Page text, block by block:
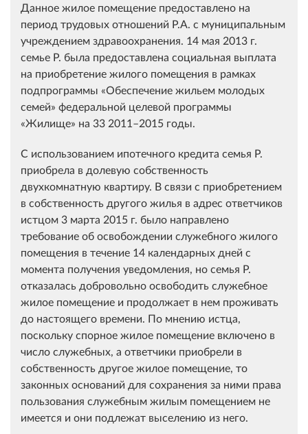
Данное жилое помещение предоставлено на
период трудовых отношений Р.А. с муниципальным
учреждением здравоохранения. 14 мая 2013 г.
семье Р. была предоставлена социальная выплата
на приобретение жилого помещения в рамках
подпрограммы «Обеспечение жильем молодых
семей» федеральной целевой программы
«Жилище» на 33 2011–2015 годы.
С использованием ипотечного кредита семья Р.
приобрела в долевую собственность
двухкомнатную квартиру. В связи с приобретением
в собственность другого жилья в адрес ответчиков
истцом 3 марта 2015 г. было направлено
требование об освобождении служебного жилого
помещения в течение 14 календарных дней с
момента получения уведомления, но семья Р.
отказалась добровольно освободить служебное
жилое помещение и продолжает в нем проживать
до настоящего времени. По мнению истца,
поскольку спорное жилое помещение включено в
число служебных, а ответчики приобрели в
собственность другое жилое помещение, то
законных оснований для сохранения за ними права
пользования служебным жилым помещением не
имеется и они подлежат выселению из него.